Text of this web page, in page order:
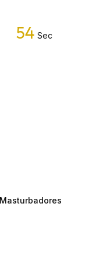
53 Sec
Masturbadores